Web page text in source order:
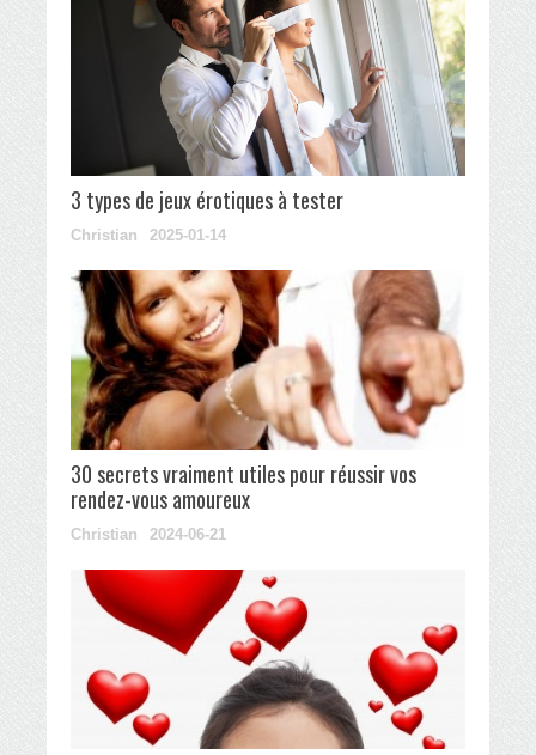
3 types de jeux érotiques à tester
Christian 2025-01-14
30 secrets vraiment utiles pour réussir vos
rendez-vous amoureux
Christian 2024-06-21